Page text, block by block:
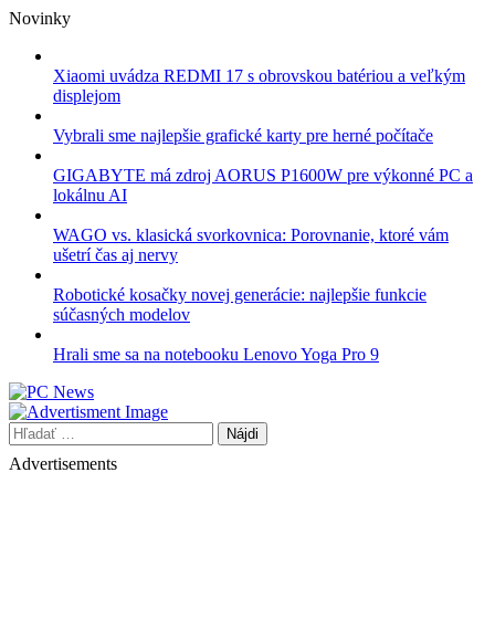
Skip
content
Novinky
Xiaomi uvádza REDMI 17 s obrovskou batériou a veľkým
displejom
Vybrali sme najlepšie grafické karty pre herné počítače
GIGABYTE má zdroj AORUS P1600W pre výkonné PC a
lokálnu AI
WAGO vs. klasická svorkovnica: Porovnanie, ktoré vám
ušetrí čas aj nervy
Robotické kosačky novej generácie: najlepšie funkcie
súčasných modelov
Hrali sme sa na notebooku Lenovo Yoga Pro 9
Hľadať:
Advertisements